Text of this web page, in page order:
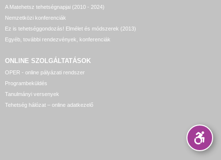
A Matehetsz tehetségnapjai (2010 - 2024)
Nemzetközi konferenciák
Ez is tehetséggondozás! Elmélet és módszerek (2013)
Egyéb, további rendezvények, konferenciák
ONLINE SZOLGÁLTATÁSOK
OPER - online pályázati rendszer
Programbeküldés
Tanulmányi versenyek
Tehetség hálózat – online adatkezelő